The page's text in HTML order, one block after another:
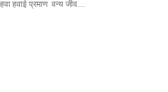
हवाई प्रमाण वन्य जीव…